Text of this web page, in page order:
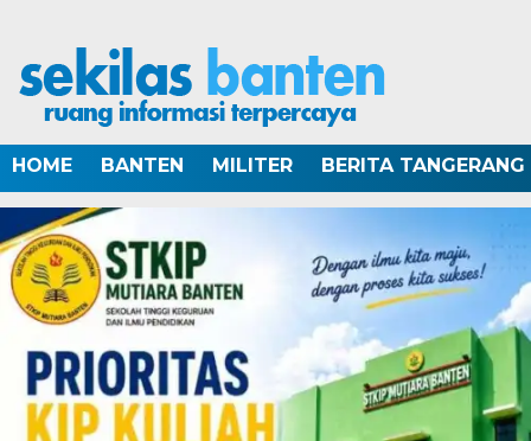
HOME BANTEN MILITER BERITA TANGERANG